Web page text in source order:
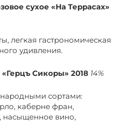
сухое «На Террасах»
легкая гастрономическая
удивления.
Сикоры» 2018 14%
сортами:
каберне фран,
насыщенное вино,